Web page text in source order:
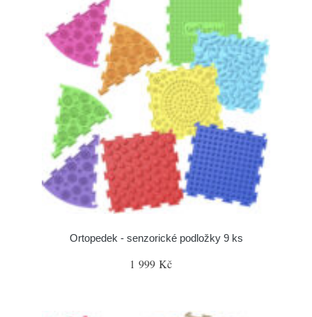
Ortopedek - senzorické podložky 9 ks
1 999 Kč